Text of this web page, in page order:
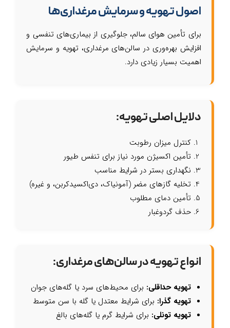
اصول تهویه و سرمایش مرغداری‌ها
برای تأمین هوای سالم، جلوگیری از بیماری‌های تنفسی و
افزایش بهره‌وری در سالن‌های مرغداری، تهویه و سرمایش
اهمیت بسیار زیادی دارد.
دلایل اصلی تهویه:
کنترل میزان رطوبت
تأمین اکسیژن مورد نیاز برای تنفس طیور
نگهداری بستر در شرایط مناسب
تخلیه گازهای مضر (آمونیاک، دی‌اکسیدکربن، و غیره)
تأمین دمای مطلوب
حذف گردوغبار
انواع تهویه در سالن‌های مرغداری:
تهویه حداقلی: برای محیط‌های سرد یا گله‌های جوان
تهویه گذرا: برای شرایط معتدل یا گله با سن متوسط
تهویه تونلی: برای شرایط گرم یا گله‌های بالغ